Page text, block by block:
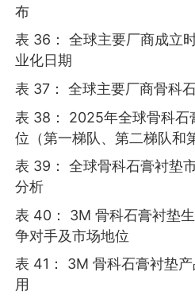
布
表 36： 全球主要厂商成立
业化日期
表 37： 全球主要厂商骨科
表 38： 2025年全球骨科石
位（第一梯队、第二梯队和
表 39： 全球骨科石膏衬垫
分析
表 40： 3M 骨科石膏衬垫
争对手及市场地位
表 41： 3M 骨科石膏衬垫
用